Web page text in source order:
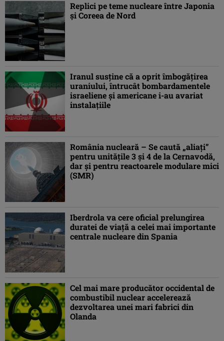
Replici pe teme nucleare între Japonia
și Coreea de Nord
Iranul susţine că a oprit îmbogăţirea
uraniului, întrucât bombardamentele
israeliene şi americane i-au avariat
instalaţiile
România nucleară – Se caută „aliaţi”
pentru unitățile 3 şi 4 de la Cernavodă,
dar şi pentru reactoarele modulare mici
(SMR)
Iberdrola va cere oficial prelungirea
duratei de viață a celei mai importante
centrale nucleare din Spania
Cel mai mare producător occidental de
combustibil nuclear accelerează
dezvoltarea unei mari fabrici din
Olanda